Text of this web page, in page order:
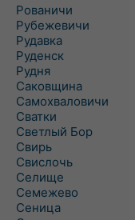
Рованичи
Рубежевичи
Рудавка
Руденск
Рудня
Саковщина
Самохваловичи
Сватки
Светлый Бор
Свирь
Свислочь
Селище
Семежево
Сеница